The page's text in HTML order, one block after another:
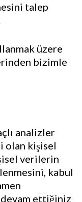
talep
üzere
bizimle
analizler
olan kişisel
verilerin
kabul
ettiğiniz